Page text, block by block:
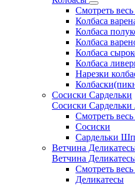
Смотреть весь
Колбаса
Колбаса
Колбаса
Колбаса
Колбаса
Нарезки
Сосиски Сардельки
Сосиски Сардельки
Смотреть весь
Сосиски
Сардельки
Ветчина
Ветчина
Смотреть весь
Деликатесы